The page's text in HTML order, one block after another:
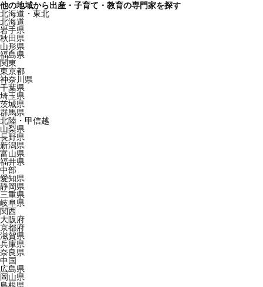
他の地域から出産・子育て・教育の専門家を探す
北海道・東北
北海道
岩手県
秋田県
山形県
福島県
関東
東京都
神奈川県
千葉県
埼玉県
茨城県
群馬県
北陸・甲信越
山梨県
長野県
新潟県
富山県
福井県
中部
愛知県
静岡県
三重県
岐阜県
関西
大阪府
京都府
滋賀県
兵庫県
奈良県
中国
広島県
岡山県